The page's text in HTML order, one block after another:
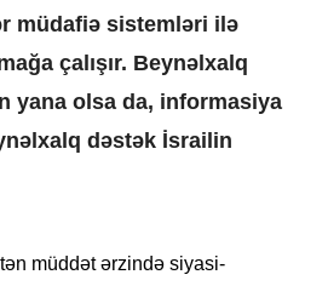
müdafiə sistemləri ilə
çalışır. Beynəlxalq
yana olsa da, informasiya
dəstək İsrail in
müddət ərzində siyasi-